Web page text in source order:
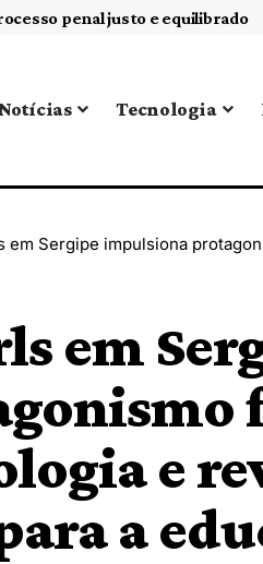
Competências socioemocionais: a Sigma Educação explora como usar os livros paradidáticos para desenvolvê-las
Notícias Tecnologia
protagonismo feminino na ciência e tecnologia
em
e
a